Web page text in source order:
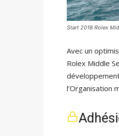
Start 2018 Rolex
Avec un
Rolex Middle
l’Organisation